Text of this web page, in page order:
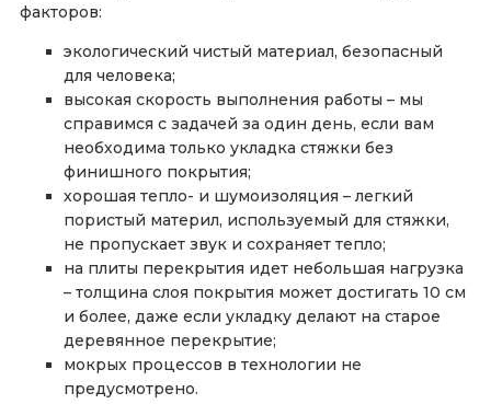
факторов:
экологический чистый материал, безопасный
для человека;
высокая скорость выполнения работы – мы
справимся с задачей за один день, если вам
необходима только укладка стяжки без
финишного покрытия;
хорошая тепло- и шумоизоляция – легкий
пористый материл, используемый для стяжки,
не пропускает звук и сохраняет тепло;
на плиты перекрытия идет небольшая нагрузка
– толщина слоя покрытия может достигать 10 см
и более, даже если укладку делают на старое
деревянное перекрытие;
мокрых процессов в технологии не
предусмотрено.